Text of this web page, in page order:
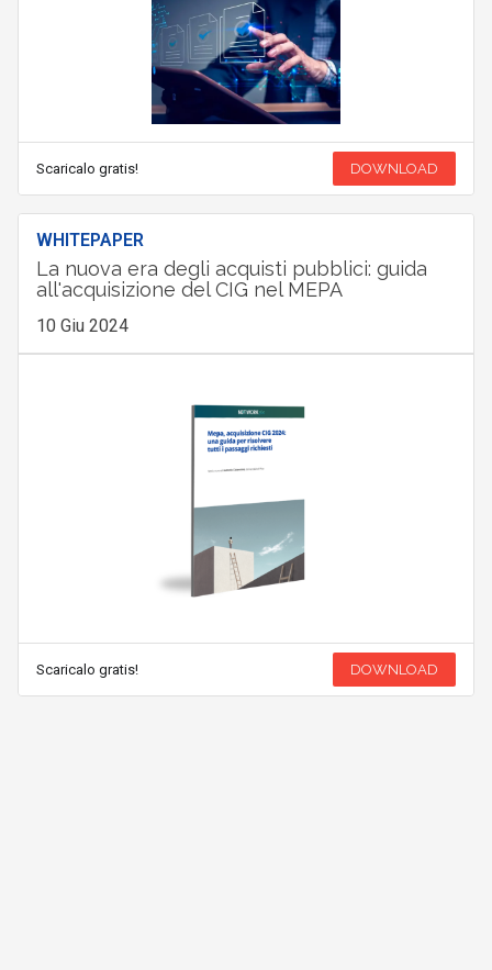
Scaricalo gratis! DOWNLOAD
WHITEPAPER
La nuova era degli acquisti pubblici: guida
all'acquisizione del CIG nel MEPA
10 Giu 2024
Scaricalo gratis! DOWNLOAD